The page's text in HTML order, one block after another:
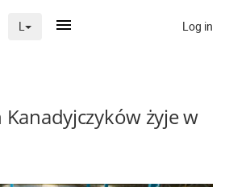
Log in
żyje w